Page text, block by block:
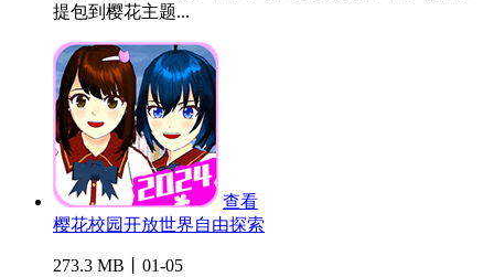
提包到樱花主题...
查看
樱花校园开放世界自由探索
273.3 MB丨01-05